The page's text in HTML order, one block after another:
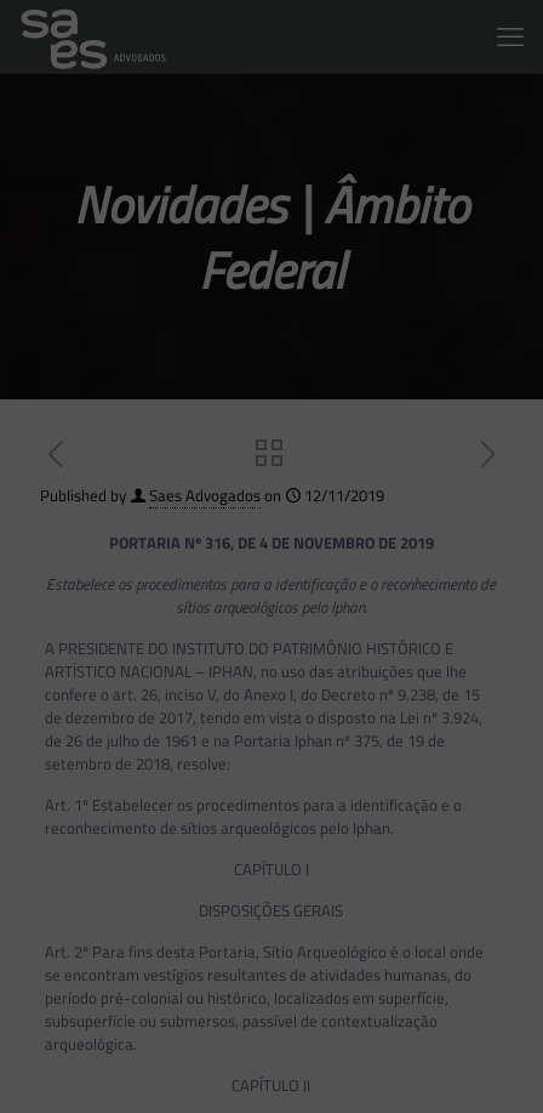
Novidades | Âmbito
Federal
Published by Saes Advogadoson
12/11/2019
PORTARIA Nº 316, DE 4 DE NOVEMBRO DE 2019
Estabelece os procedimentos para a identificação e o reconhecimento de
sítios arqueológicos pelo Iphan.
A PRESIDENTE DO INSTITUTO DO PATRIMÔNIO HISTÓRICO E
ARTÍSTICO NACIONAL – IPHAN, no uso das atribuições que lhe
confere o art. 26, inciso V, do Anexo I, do Decreto nº 9.238, de 15
de dezembro de 2017, tendo em vista o disposto na Lei nº 3.924,
de 26 de julho de 1961 e na Portaria Iphan nº 375, de 19 de
setembro de 2018, resolve:
Art. 1º Estabelecer os procedimentos para a identificação e o
reconhecimento de sítios arqueológicos pelo Iphan.
CAPÍTULO I
DISPOSIÇÕES GERAIS
Art. 2º Para fins desta Portaria, Sítio Arqueológico é o local onde
se encontram vestígios resultantes de atividades humanas, do
período pré-colonial ou histórico, localizados em superfície,
subsuperfície ou submersos, passível de contextualização
arqueológica.
CAPÍTULO II